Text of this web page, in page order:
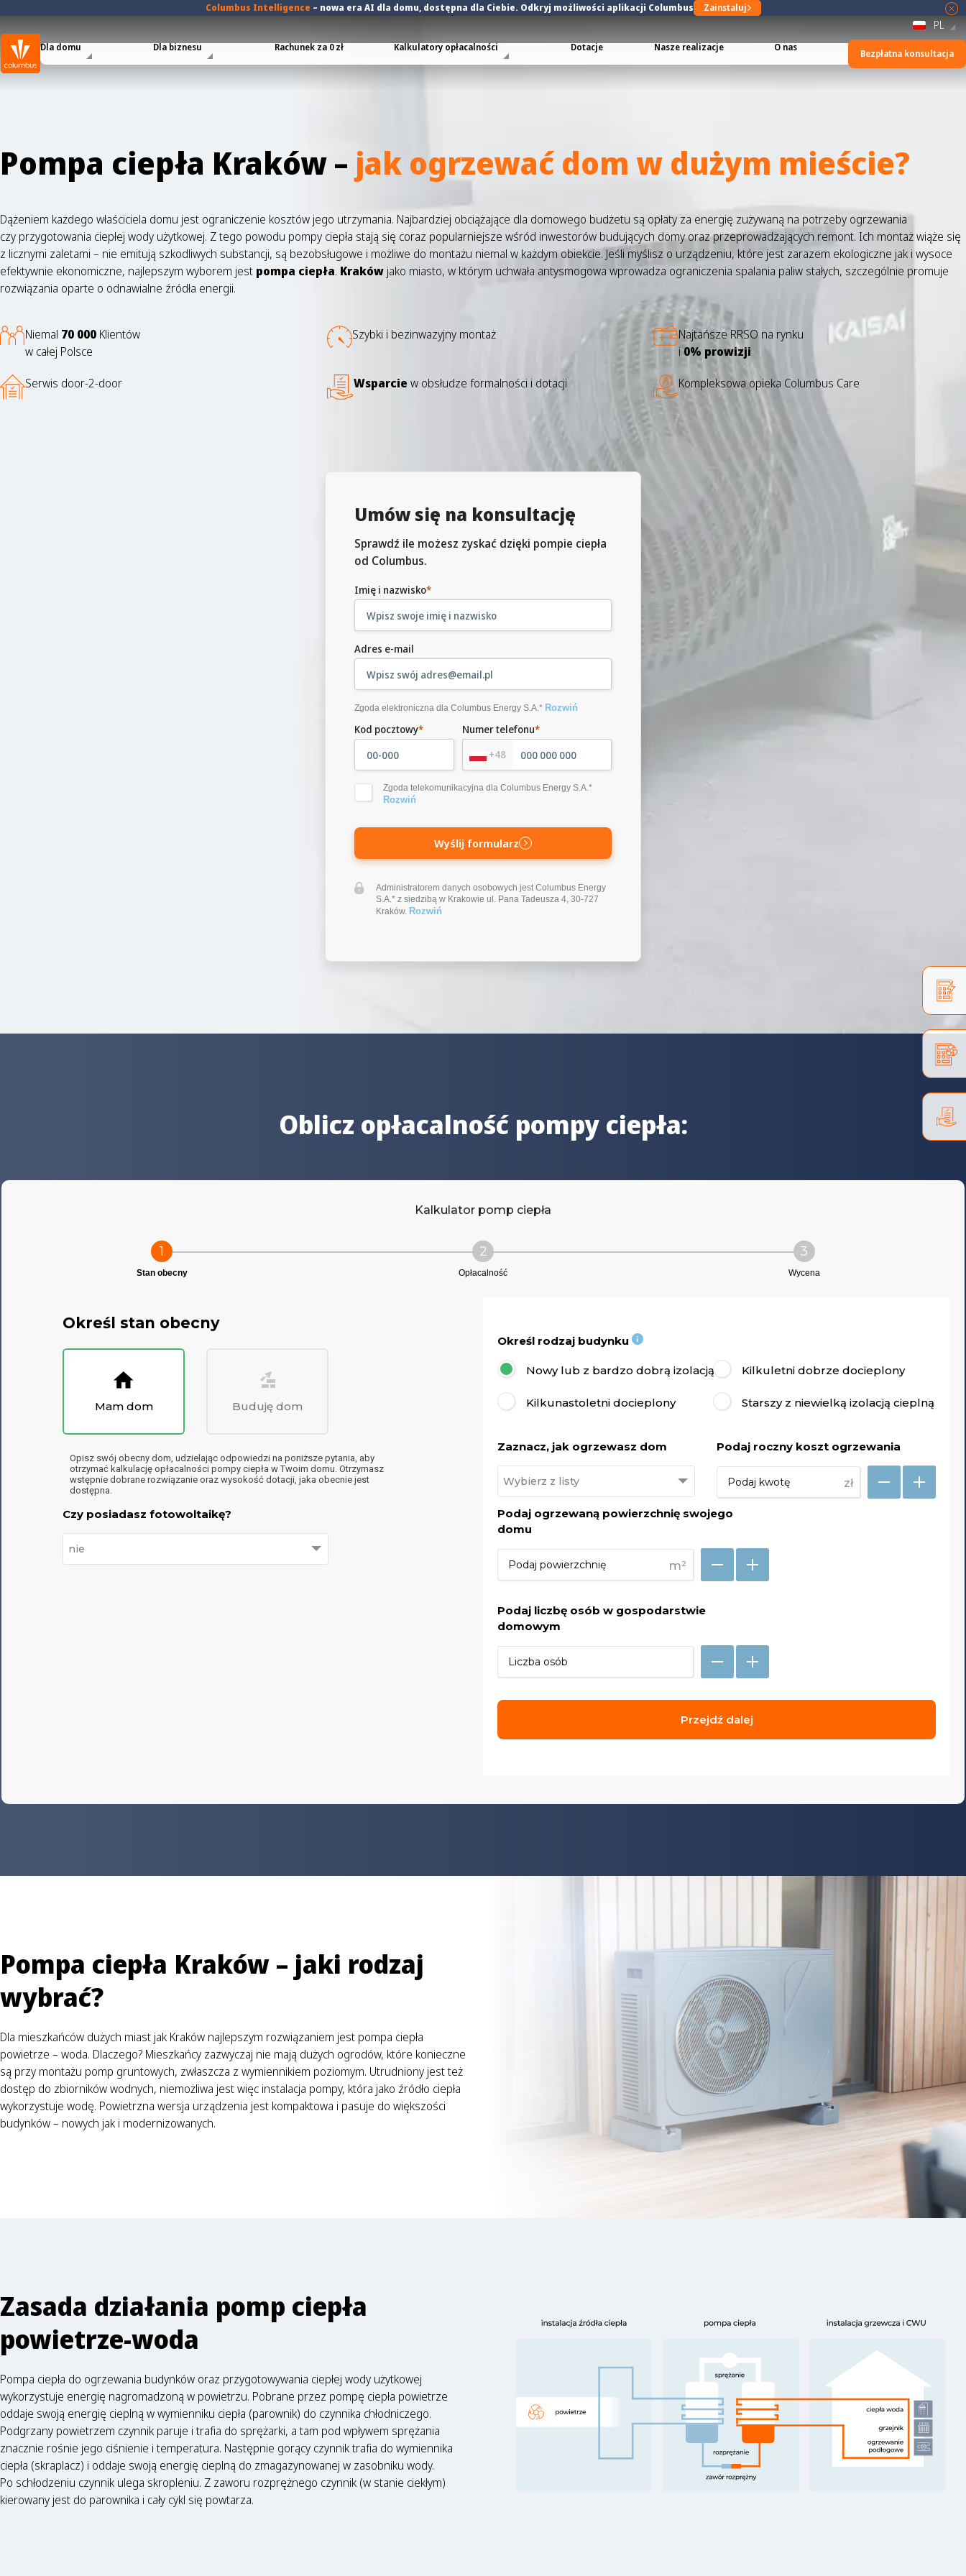
Columbus Intelligence – nowa era AI dla domu, dostępna dla Ciebie. Odkryj możliwości aplikacji Columbus Zainstaluj
PL
Dla domu Dla biznesu Rachunek za 0 zł Kalkulatory opłacalności Dotacje Nasze realizacje O nas
Bezpłatna konsultacja
Pompa ciepła Kraków – jak ogrzewać dom w dużym mieście?
Dążeniem każdego właściciela domu jest ograniczenie kosztów jego utrzymania. Najbardziej obciążające dla domowego budżetu są opłaty za energię zużywaną na potrzeby ogrzewania
czy przygotowania ciepłej wody użytkowej. Z tego powodu pompy ciepła stają się coraz popularniejsze wśród inwestorów budujących domy oraz przeprowadzających remont. Ich montaż wiąże się
z licznymi zaletami – nie emitują szkodliwych substancji, są bezobsługowe i możliwe do montażu niemal w każdym obiekcie. Jeśli myślisz o urządzeniu, które jest zarazem ekologiczne jak i wysoce
efektywnie ekonomiczne, najlepszym wyborem jest pompa ciepła. Kraków jako miasto, w którym uchwała antysmogowa wprowadza ograniczenia spalania paliw stałych, szczególnie promuje
rozwiązania oparte o odnawialne źródła energii.
Niemal 70 000 Klientów
w całej Polsce
Szybki i bezinwazyjny montaż
Najtańsze RRSO na rynku
i0% prowizji
Serwis door-2-door
Wsparcie w obsłudze formalności i dotacji Kompleksowa opieka Columbus Care
Umów się na konsultację
Sprawdź ile możesz zyskać dzięki pompie ciepła
od Columbus.
Imię i nazwisko*
Adres e-mail
Zgoda elektroniczna dla Columbus Energy S.A.* Rozwiń
Kod pocztowy* Numer telefonu*
+48
Zgoda telekomunikacyjna dla Columbus Energy S.A.*
Rozwiń
Wyślij formularz
Administratorem danych osobowych jest Columbus Energy
S.A.* z siedzibą w Krakowie ul. Pana Tadeusza 4, 30-727
Kraków. Rozwiń
Oblicz opłacalność pompy ciepła:
Kalkulator pomp ciepła
1
Stan obecny
2
Opłacalność
3
Wycena
Określ stan obecny
Mam dom Buduję dom
Opisz swój obecny dom, udzielając odpowiedzi na poniższe pytania, aby
otrzymać kalkulację opłacalności pompy ciepła w Twoim domu. Otrzymasz
wstępnie dobrane rozwiązanie oraz wysokość dotacji, jaka obecnie jest
dostępna.
Czy posiadasz fotowoltaikę?
Określ rodzaj budynku
Nowy lub z bardzo dobrą izolacją Kilkuletni dobrze docieplony
Kilkunastoletni docieplony Starszy z niewielką izolacją cieplną
Zaznacz, jak ogrzewasz dom Podaj roczny koszt ogrzewania
zł
Podaj ogrzewaną powierzchnię swojego
domu
m²
Podaj liczbę osób w gospodarstwie
domowym
Przejdź dalej
Pompa ciepła Kraków – jaki rodzaj
wybrać?
Dla mieszkańców dużych miast jak Kraków najlepszym rozwiązaniem jest pompa ciepła
powietrze – woda. Dlaczego? Mieszkańcy zazwyczaj nie mają dużych ogrodów, które konieczne
są przy montażu pomp gruntowych, zwłaszcza z wymiennikiem poziomym. Utrudniony jest też
dostęp do zbiorników wodnych, niemożliwa jest więc instalacja pompy, która jako źródło ciepła
wykorzystuje wodę. Powietrzna wersja urządzenia jest kompaktowa i pasuje do większości
budynków – nowych jak i modernizowanych.
Zasada działania pomp ciepła
powietrze-woda
Pompa ciepła do ogrzewania budynków oraz przygotowywania ciepłej wody użytkowej
wykorzystuje energię nagromadzoną w powietrzu. Pobrane przez pompę ciepła powietrze
oddaje swoją energię cieplną w wymienniku ciepła (parownik) do czynnika chłodniczego.
Podgrzany powietrzem czynnik paruje i trafia do sprężarki, a tam pod wpływem sprężania
znacznie rośnie jego ciśnienie i temperatura. Następnie gorący czynnik trafia do wymiennika
ciepła (skraplacz) i oddaje swoją energię cieplną do zmagazynowanej w zasobniku wody.
Po schłodzeniu czynnik ulega skropleniu. Z zaworu rozprężnego czynnik (w stanie ciekłym)
kierowany jest do parownika i cały cykl się powtarza.